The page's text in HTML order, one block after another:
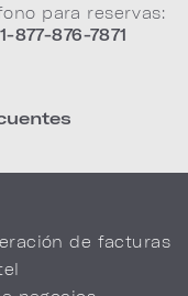
para reservas:
1-877-876-7871
de facturas